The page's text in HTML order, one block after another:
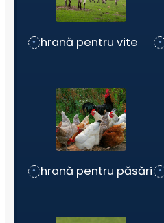
hrană pentru vite
hrană pentru păsări